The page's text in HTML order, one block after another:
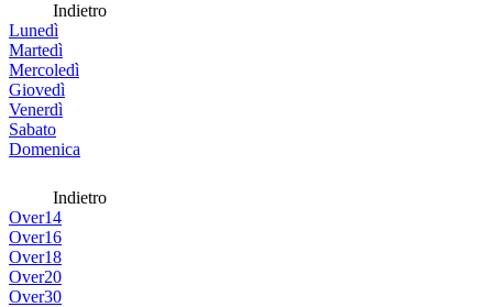
Indietro
Lunedì
Martedì
Mercoledì
Giovedì
Venerdì
Sabato
Domenica
Indietro
Over14
Over16
Over18
Over20
Over30